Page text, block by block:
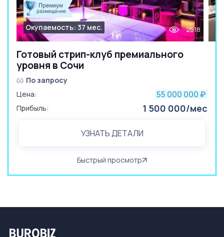
Готовый стрип-клуб премиального
уровня в Сочи
Окупаемость: 37 мес. 2518
По запросу
Цена:
55 000 000 ₽
Прибыль: 1 500 000/мес
УЗНАТЬ ДЕТАЛИ
Быстрый просмотр